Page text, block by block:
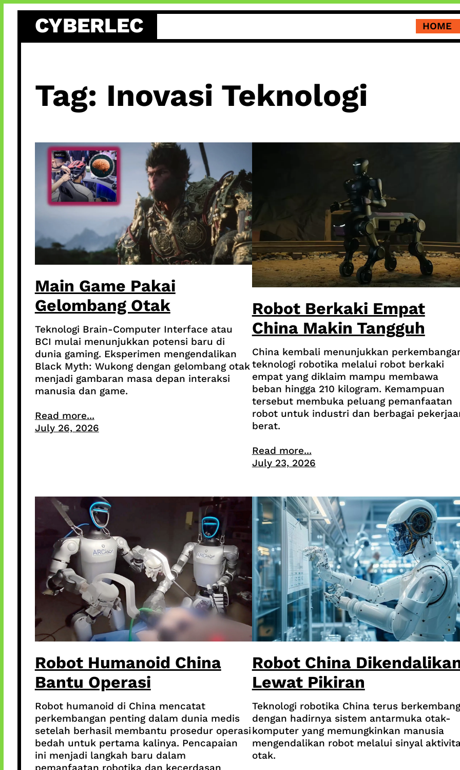
content
CYBERLEC HOME
Tag: Inovasi Teknologi
Main Game Pakai
Gelombang Otak
Teknologi Brain-Computer Interface atau
BCI mulai menunjukkan potensi baru di
dunia gaming. Eksperimen mengendalikan
Black Myth: Wukong dengan gelombang otak
menjadi gambaran masa depan interaksi
manusia dan game.
Read more...
July 26, 2026
Robot Berkaki Empat
China Makin Tangguh
China kembali menunjukkan
teknologi robotika melalui robot berkaki
empat yang diklaim mampu membawa
beban hingga 210 kilogram. Kemampuan
tersebut membuka peluang pemanfaatan
robot untuk industri dan berbagai
berat.
Read more...
July 23, 2026
Robot Humanoid China
Bantu Operasi
Robot humanoid di China mencatat
perkembangan penting dalam dunia medis
setelah berhasil membantu prosedur operasi
bedah untuk pertama kalinya. Pencapaian
ini menjadi langkah baru dalam
Robot China
Lewat Pikiran
Teknologi robotika China terus berkembang
dengan hadirnya sistem antarmuka otak-
komputer yang memungkinkan manusia
mengendalikan robot melalui sinyal
otak.